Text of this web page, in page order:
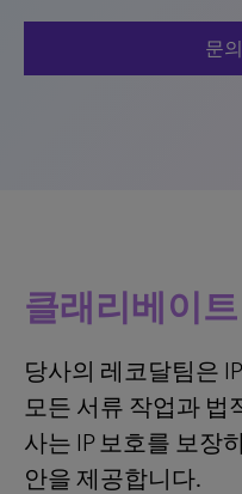
문
클래리베이
당사의 레코달팀은
모든 서류 작업과 법
사는 IP 보호를 보장
안을 제공합니다.